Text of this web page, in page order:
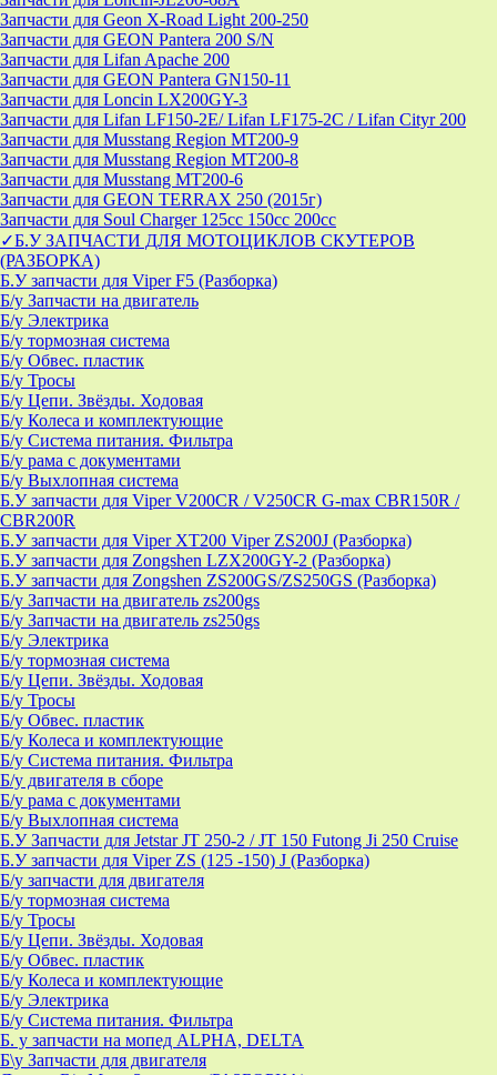
Запчасти для Geon X-Road Light 200-250
Запчасти для GEON Pantera 200 S/N
Запчасти для Lifan Apache 200
Запчасти для GEON Pantera GN150-11
Запчасти для Loncin LX200GY-3
Запчасти для Lifan LF150-2E/ Lifan LF175-2C / Lifan Cityr 200
Запчасти для Musstang Region MT200-9
Запчасти для Musstang Region MT200-8
Запчасти для Musstang MT200-6
Запчасти для GEON TERRAX 250 (2015г)
Запчасти для Soul Charger 125сс 150cc 200сс
✓Б.У ЗАПЧАСТИ ДЛЯ МОТОЦИКЛОВ СКУТЕРОВ
(РАЗБОРКА)
Б.У запчасти для Viper F5 (Разборка)
Б/у Запчасти на двигатель
Б/у Электрика
Б/у тормозная система
Б/у Обвес. пластик
Б/у Тросы
Б/у Цепи. Звёзды. Ходовая
Б/у Колеса и комплектующие
Б/у Система питания. Фильтра
Б/у рама с документами
Б/у Выхлопная система
Б.У запчасти для Viper V200CR / V250CR G-max CBR150R /
CBR200R
Б.У запчасти для Viper XT200 Viper ZS200J (Разборка)
Б.У запчасти для Zongshen LZX200GY-2 (Разборка)
Б.У запчасти для Zongshen ZS200GS/ZS250GS (Разборка)
Б/у Запчасти на двигатель zs200gs
Б/у Запчасти на двигатель zs250gs
Б/у Электрика
Б/у тормозная система
Б/у Цепи. Звёзды. Ходовая
Б/у Тросы
Б/у Обвес. пластик
Б/у Колеса и комплектующие
Б/у Система питания. Фильтра
Б/у двигателя в сборе
Б/у рама с документами
Б/у Выхлопная система
Б.У Запчасти для Jetstar JT 250-2 / JT 150 Futong Ji 250 Cruise
Б.У запчасти для Viper ZS (125 -150) J (Разборка)
Б/у запчасти для двигателя
Б/у тормозная система
Б/у Тросы
Б/у Цепи. Звёзды. Ходовая
Б/у Обвес. пластик
Б/у Колеса и комплектующие
Б/у Электрика
Б/у Система питания. Фильтра
Б. у запчасти на мопед ALPHA, DELTA
Б\у Запчасти для двигателя